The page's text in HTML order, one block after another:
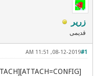
زریر
قدیمی
#1
08-12-2019, 11:51 AM
[ATTACH=CONFIG]5158[/ATTACH]